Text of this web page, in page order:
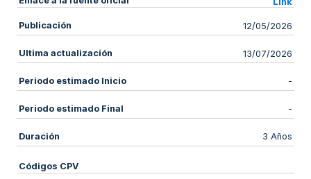
Publicación 12/05/2026
Ultima actualización 13/07/2026
Periodo estimado Inicio -
Periodo estimado Final -
Duración 3 Años
Códigos CPV